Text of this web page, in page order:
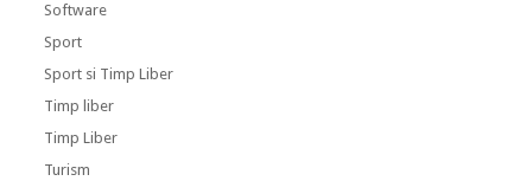
Software
Sport
Sport si Timp Liber
Timp liber
Timp Liber
Turism